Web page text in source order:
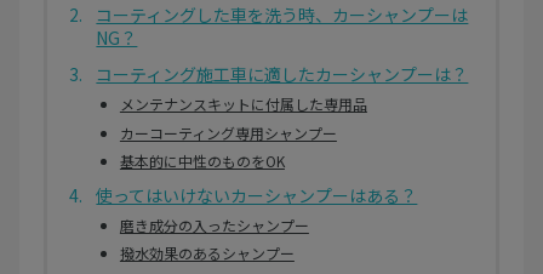
コーティングした車を洗う時、カーシャンプーは
NG？
コーティング施工車に適したカーシャンプーは？
メンテナンスキットに付属した専用品
カーコーティング専用シャンプー
基本的に中性のものをOK
使ってはいけないカーシャンプーはある？
磨き成分の入ったシャンプー
撥水効果のあるシャンプー